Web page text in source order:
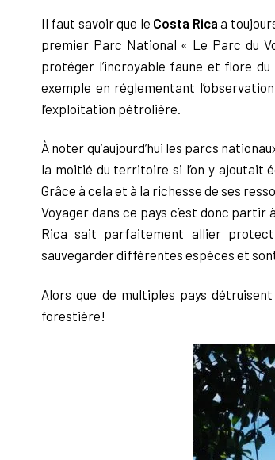
Il faut savoir que le Costa Rica a
premier Parc National « Le Parc du
protéger l’incroyable faune et flore
exemple en réglementant
l’exploitation pétrolière.
À noter qu’aujourd’hui les parcs
la moitié du territoire si l’on y ajoutait
Grâce à cela et à la richesse de ses
Voyager dans ce pays c’est donc partir
Rica sait parfaitement allier
sauvegarder différentes espèces et
Alors que de multiples pays
forestière!